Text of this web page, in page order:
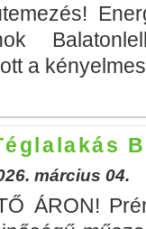
a
március 04.
ÁRON!